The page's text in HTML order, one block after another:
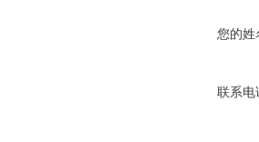
您的姓
联系电